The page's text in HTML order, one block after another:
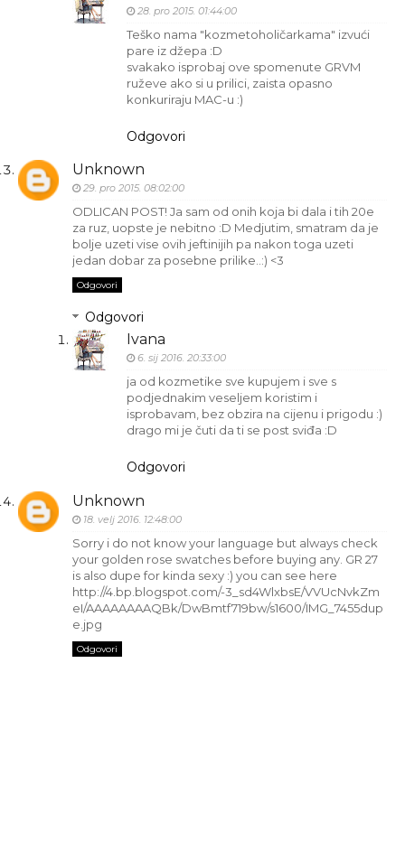
28. pro 2015. 01:44:00
Teško nama "kozmetoholičarkama" izvući
pare iz džepa :D
svakako isprobaj ove spomenute GRVM
ruževe ako si u prilici, zaista opasno
konkuriraju MAC-u :)
Odgovori
Unknown
29. pro 2015. 08:02:00
ODLICAN POST! Ja sam od onih koja bi dala i tih 20e
za ruz, uopste je nebitno :D Medjutim, smatram da je
bolje uzeti vise ovih jeftinijih pa nakon toga uzeti
jedan dobar za posebne prilike..:) <3
Odgovori
Odgovori
Ivana
6. sij 2016. 20:33:00
ja od kozmetike sve kupujem i sve s
podjednakim veseljem koristim i
isprobavam, bez obzira na cijenu i prigodu :)
drago mi je čuti da ti se post sviđa :D
Odgovori
Unknown
18. velj 2016. 12:48:00
Sorry i do not know your language but always check
your golden rose swatches before buying any. GR 27
is also dupe for kinda sexy :) you can see here
http://4.bp.blogspot.com/-3_sd4WlxbsE/VVUcNvkZm
eI/AAAAAAAAQBk/DwBmtf719bw/s1600/IMG_7455dup
e.jpg
Odgovori